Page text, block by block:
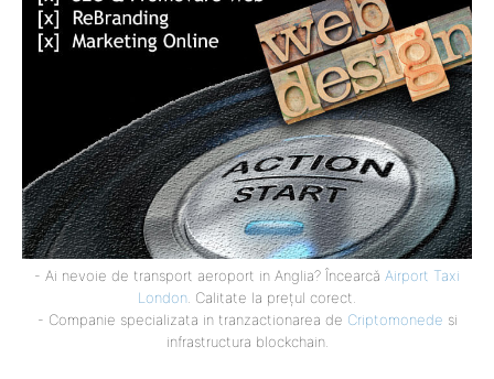
- Ai nevoie de transport aeroport in Anglia? Încearcă Airport Taxi
London . Calitate la prețul corect.
- Companie specializata in tranzactionarea de Criptomonede si
infrastructura blockchain.